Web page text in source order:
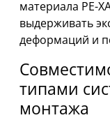
материала PE-
выдерживать
деформаций и
типами
монтажа